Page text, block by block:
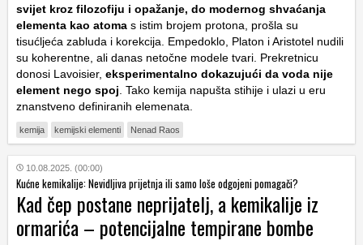
svijet kroz filozofiju i opažanje, do modernog shvaćanja
elementa kao atoma s istim brojem protona, prošla su
tisućljeća zabluda i korekcija. Empedoklo, Platon i Aristotel nudili
su koherentne, ali danas netočne modele tvari. Prekretnicu
donosi Lavoisier, eksperimentalno dokazujući da voda nije
element nego spoj . Tako kemija napušta stihije i ulazi u eru
znanstveno definiranih elemenata.
kemija kemijski elementi Nenad Raos
10.08.2025. (00:00)
Kućne kemikalije: Nevidljiva prijetnja ili samo loše odgojeni pomagači?
Kad čep postane neprijatelj, a kemikalije iz
ormarića – potencijalne tempirane bombe